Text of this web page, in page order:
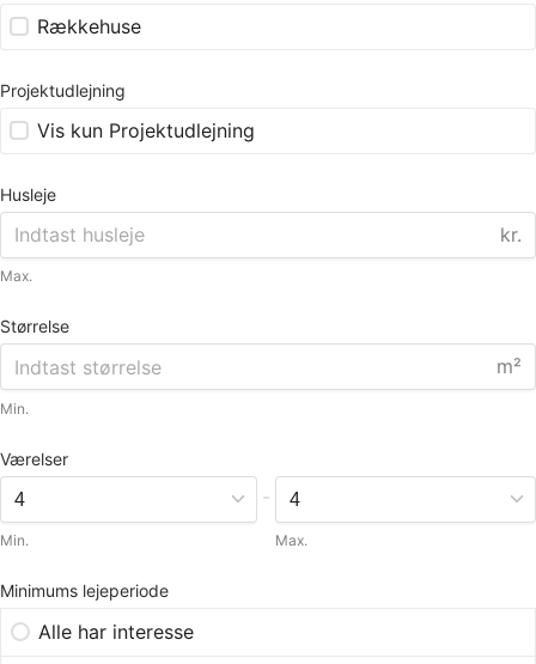
Rækkehuse
Projektudlejning
Vis kun Projektudlejning
Husleje
kr.
Max.
Størrelse
m²
Min.
Værelser
Min.
-
Max.
Minimums lejeperiode
Alle har interesse